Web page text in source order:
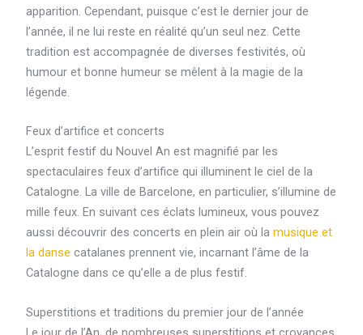
apparition. Cependant, puisque c’est le dernier jour de
l’année, il ne lui reste en réalité qu’un seul nez. Cette
tradition est accompagnée de diverses festivités, où
humour et bonne humeur se mêlent à la magie de la
légende.
Feux d’artifice et concerts
L’esprit festif du Nouvel An est magnifié par les
spectaculaires feux d’artifice qui illuminent le ciel de la
Catalogne. La ville de Barcelone, en particulier, s’illumine de
mille feux. En suivant ces éclats lumineux, vous pouvez
aussi découvrir des concerts en plein air où la musique et
la danse catalanes prennent vie, incarnant l’âme de la
Catalogne dans ce qu’elle a de plus festif.
Superstitions et traditions du premier jour de l’année